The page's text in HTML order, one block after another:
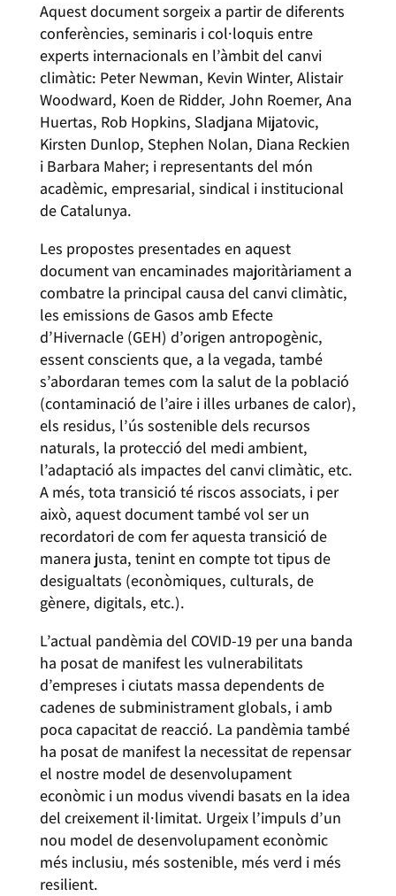
Aquest document sorgeix a partir de diferents
conferències, seminaris i col·loquis entre
experts internacionals en l’àmbit del canvi
climàtic: Peter Newman, Kevin Winter, Alistair
Woodward, Koen de Ridder, John Roemer, Ana
Huertas, Rob Hopkins, Sladjana Mijatovic,
Kirsten Dunlop, Stephen Nolan, Diana Reckien
i Barbara Maher; i representants del món
acadèmic, empresarial, sindical i institucional
de Catalunya.
Les propostes presentades en aquest
document van encaminades majoritàriament a
combatre la principal causa del canvi climàtic,
les emissions de Gasos amb Efecte
d’Hivernacle (GEH) d’origen antropogènic,
essent conscients que, a la vegada, també
s’abordaran temes com la salut de la població
(contaminació de l’aire i illes urbanes de calor),
els residus, l’ús sostenible dels recursos
naturals, la protecció del medi ambient,
l’adaptació als impactes del canvi climàtic, etc.
A més, tota transició té riscos associats, i per
això, aquest document també vol ser un
recordatori de com fer aquesta transició de
manera justa, tenint en compte tot tipus de
desigualtats (econòmiques, culturals, de
gènere, digitals, etc.).
L’actual pandèmia del COVID-19 per una banda
ha posat de manifest les vulnerabilitats
d’empreses i ciutats massa dependents de
cadenes de subministrament globals, i amb
poca capacitat de reacció. La pandèmia també
ha posat de manifest la necessitat de repensar
el nostre model de desenvolupament
econòmic i un modus vivendi basats en la idea
del creixement il·limitat. Urgeix l’impuls d’un
nou model de desenvolupament econòmic
més inclusiu, més sostenible, més verd i més
resilient.